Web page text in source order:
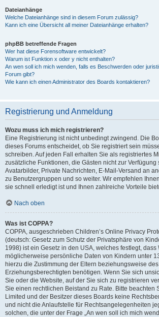
Dateianhänge
Welche Dateianhänge sind in diesem Forum zulässig?
Kann ich eine Übersicht all meiner Dateianhänge erhalten?
phpBB betreffende Fragen
Wer hat diese Forensoftware entwickelt?
Warum ist Funktion x oder y nicht enthalten?
An wen soll ich mich wenden, falls es Beschwerden oder
Forum gibt?
Wie kann ich einen Administrator des Boards kontaktieren?
Registrierung und Anmeldung
Wozu muss ich mich registrieren?
Eine Registrierung ist nicht unbedingt zwingend. Die
dieses Forums entscheidet, ob Sie registriert sein
schreiben. Auf jeden Fall erhalten Sie als registriertes
zusätzliche Funktionen, die Gästen nicht zur Verfügung
Avatarbilder, Private Nachrichten, E-Mail-Versand an
zu Benutzergruppen und so weiter. Wir empfehlen
sie schnell erledigt ist und Ihnen zahlreiche Vorteile
Nach oben
Was ist COPPA?
COPPA, ausgeschrieben Children’s Online Privacy
(deutsch: Gesetz zum Schutz der Privatsphäre von
1998) ist ein Gesetz in den USA, welches festlegt, dass
möglicherweise persönliche Daten von Kindern unter
hierzu die Zustimmung der Eltern beziehungsweise
Erziehungsberechtigten benötigen. Wenn Sie sich
Sie oder die Website, auf der Sie sich zu registrieren
Sie einen rechtlichen Beistand zu Rate. Bitte beachten
Limited und der Besitzer dieses Boards keine
und nicht die Anlaufstelle für Rechtsangelegenheiten
solchen, die unter der Frage „An wen soll ich mich